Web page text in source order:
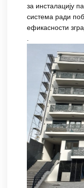
за инсталацију
система ради
ефикасности
.